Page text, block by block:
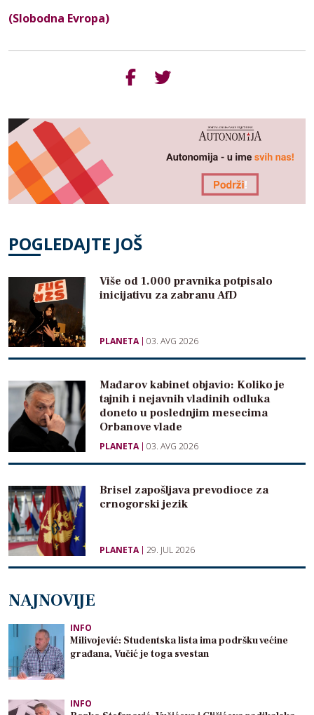
(Slobodna Evropa)
POGLEDAJTE JOŠ
Više od 1.000 pravnika potpisalo
inicijativu za zabranu AfD
PLANETA 03. AVG 2026
Mađarov kabinet objavio: Koliko je
tajnih i nejavnih vladinih odluka
doneto u poslednjim mesecima
Orbanove vlade
PLANETA 03. AVG 2026
Brisel zapošljava prevodioce za
crnogorski jezik
PLANETA 29. JUL 2026
NAJNOVIJE
INFO
Milivojević: Studentska lista ima podršku većine
građana, Vučić je toga svestan
INFO